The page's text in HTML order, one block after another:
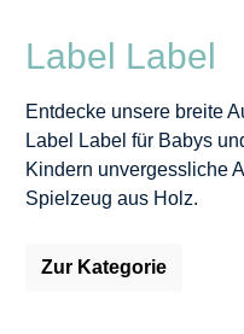
Label Label
Entdecke unsere breite
Label Label für Babys
Kindern unvergessliche
Spielzeug aus Holz.
Zur Kategorie